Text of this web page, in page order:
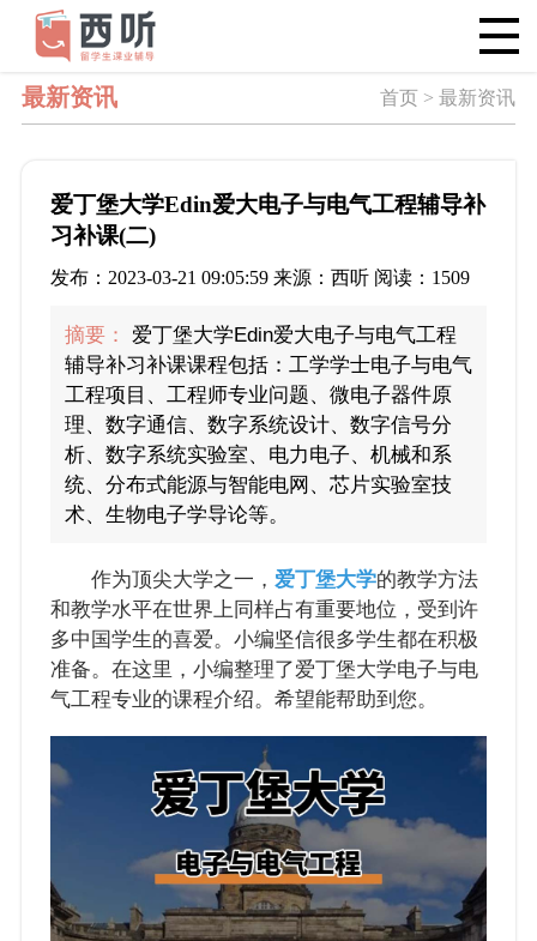
最新资讯 首页 > 最新资讯
爱丁堡大学Edin爱大电子与电气工程辅导补
习补课(二)
发布：2023-03-21 09:05:59 来源：西听 阅读：1509
摘要：
爱丁堡大学Edin爱大电子与电气工程
辅导补习补课课程包括：工学学士电子与电气
工程项目、工程师专业问题、微电子器件原
理、数字通信、数字系统设计、数字信号分
析、数字系统实验室、电力电子、机械和系
统、分布式能源与智能电网、芯片实验室技
术、生物电子学导论等。
作为顶尖大学之一， 爱丁堡大学的教学方法
和教学水平在世界上同样占有重要地位，受到许
多中国学生的喜爱。小编坚信很多学生都在积极
准备。在这里，小编整理了爱丁堡大学电子与电
气工程专业的课程介绍。希望能帮助到您。